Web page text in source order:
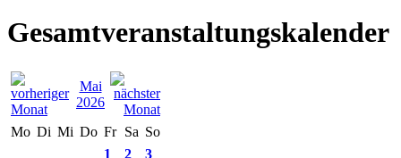
Gesamtveranstaltungskalender
Mai
2026
Mo Di Mi Do Fr Sa So
1
2
3